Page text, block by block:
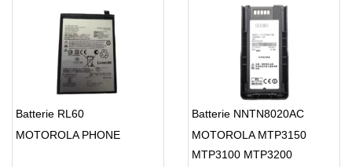
Batterie RL60
MOTOROLA PHONE
Batterie NNTN8020AC
MOTOROLA MTP3150
MTP3100 MTP3200